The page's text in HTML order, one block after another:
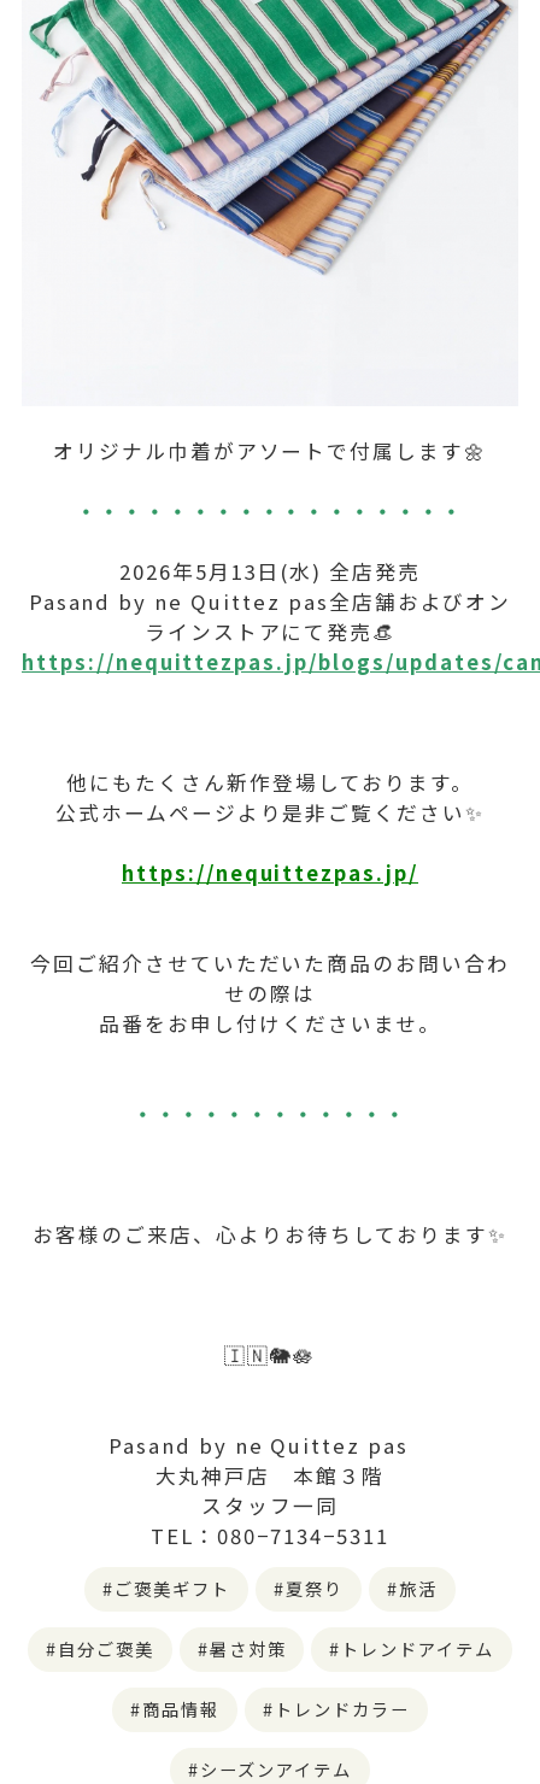
オリジナル巾着がアソートで付属します🌼
・・・・・・・・・・・・・・・・・
2026年5月13日(水) 全店発売
Pasand by ne Quittez pas全店舗およびオン
ラインストアにて発売👒
https://nequittezpas.jp/blogs/updates/
他にもたくさん新作登場しております。
公式ホームページより是非ご覧ください✨
https://nequittezpas.jp/
今回ご紹介させていただいた商品のお問い合わ
せの際は
品番をお申し付けくださいませ。
・・・・・・・・・・・・
お客様のご来店、心よりお待ちしております✨
🇮🇳🐘🪷
Pasand by ne Quittez pas
大丸神戸店 本館３階
スタッフ一同
TEL：080−7134−5311
ご褒美ギフト 夏祭り 旅活
自分ご褒美 暑さ対策 トレンドアイテム
商品情報 トレンドカラー
シーズンアイテム